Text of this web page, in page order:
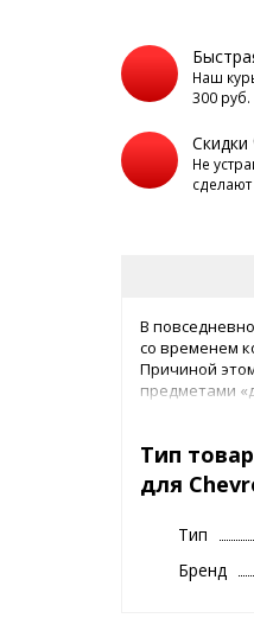
Наш
300 руб.
Скидки
Не
сделают
В
со временем
Причиной
предметами
падения
привести к
очень
Материалом
Применение
Тип
для
Тип
Бренд